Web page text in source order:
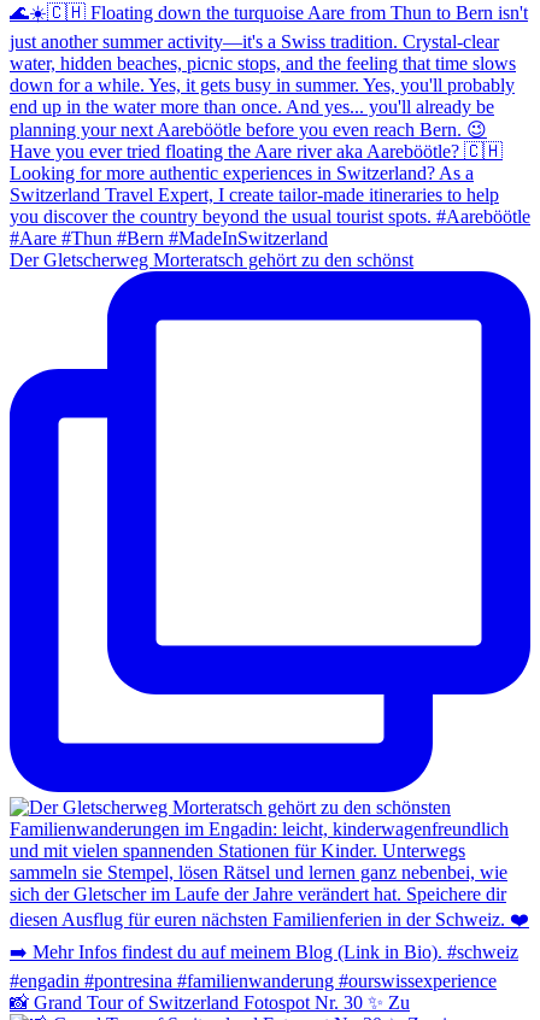
Der Gletscherweg Morteratsch gehört zu den schönst
📸 Grand Tour of Switzerland Fotospot Nr. 30 ✨ Zu